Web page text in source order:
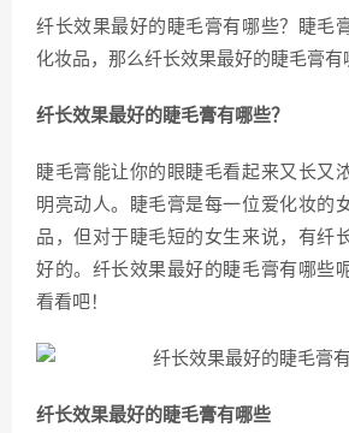
纤长效果最好的睫毛膏有哪些？睫毛
化妆品，那么纤长效果最好的睫毛膏有
纤长效果最好的睫毛膏有哪些？
睫毛膏能让你的眼睫毛看起来又长又
明亮动人。睫毛膏是每一位爱化妆的
品，但对于睫毛短的女生来说，有纤
好的。纤长效果最好的睫毛膏有哪些
看看吧！
纤长效果最好的睫毛膏有哪些